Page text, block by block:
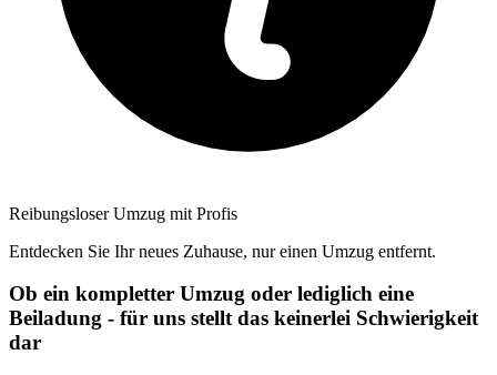
Reibungsloser Umzug mit Profis
Entdecken Sie Ihr neues Zuhause, nur einen Umzug entfernt.
Ob ein kompletter Umzug oder lediglich eine
Beiladung - für uns stellt das keinerlei Schwierigkeit
dar